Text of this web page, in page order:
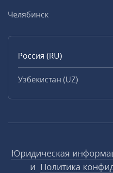
Челябинск
Россия (RU)
Узбекистан (UZ)
Юридическая
и Политика